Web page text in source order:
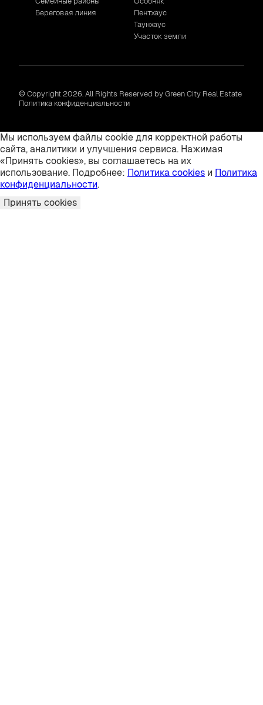
Береговая линия
Пентхаус
Таунхаус
Участок земли
© Copyright 2026. All Rights Reserved by Green City Real Estate
Политика конфиденциальности
Мы используем файлы cookie для корректной работы
сайта, аналитики и улучшения сервиса. Нажимая
«Принять cookies», вы соглашаетесь на их
использование. Подробнее: Политика cookies и Политика
конфиденциальности.
Принять cookies